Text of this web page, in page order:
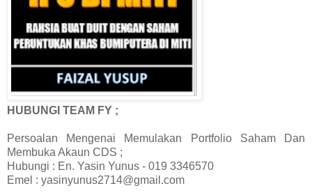
HUBUNGI TEAM FY ;
Persoalan Mengenai Memulakan Portfolio Saham Dan
Membuka Akaun CDS ;
Hubungi : En. Yasin Yunus - 019 3346570
Emel : yasinyunus2714@gmail.com